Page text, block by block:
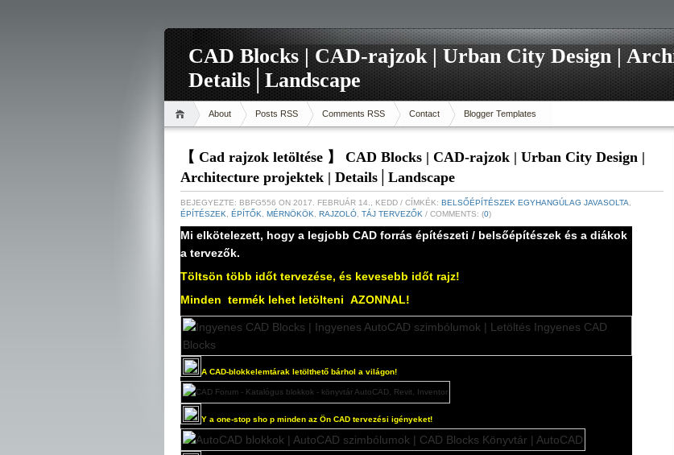
CAD Blocks | CAD-rajzok | Urban City Design |
Details│Landscape
About Posts RSS Comments RSS Contact Blogger Templates
【 Cad rajzok letöltése 】 CAD Blocks | CAD-rajzok | Urban City Design |
Architecture projektek | Details│Landscape
BEJEGYEZTE: BBFG556 ON 2017. FEBRUÁR 14., KEDD / CÍMKÉK: BELSŐÉPÍTÉSZEK EGYHANGÚLAG JAVASOLTA
ÉPÍTÉSZEK
ÉPÍTŐK MÉRNÖKÖK RAJZOLÓ TÁJ TERVEZŐK / COMMENTS: (0)
Mi elkötelezett, hogy a legjobb CAD forrás építészeti / belsőépítészek és a diákok
a tervezők.
Töltsön több időt tervezése, és kevesebb időt rajz!
Minden termék lehet letölteni AZONNAL!
A CAD-blokkelemtárak letölthető bárhol a világon!
Y a one-stop sho p minden az Ön CAD tervezési igényeket!